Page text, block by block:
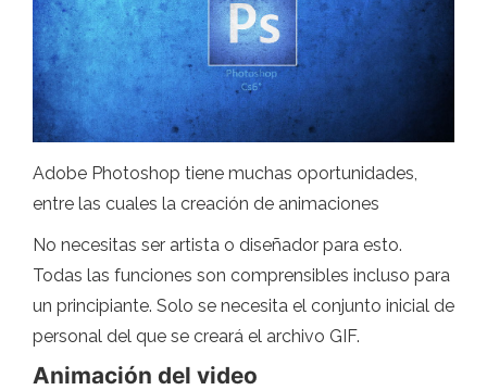
Adobe Photoshop tiene muchas oportunidades,
entre las cuales la creación de animaciones
No necesitas ser artista o diseñador para esto.
Todas las funciones son comprensibles incluso para
un principiante. Solo se necesita el conjunto inicial de
personal del que se creará el archivo GIF.
Animación del video